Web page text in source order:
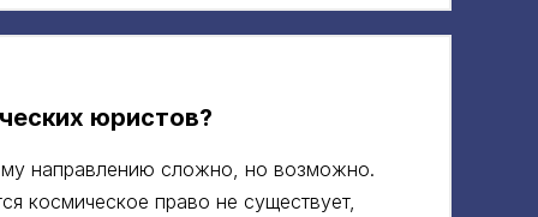
юристов?
направлению сложно, но возможно.
космическое право не существует,